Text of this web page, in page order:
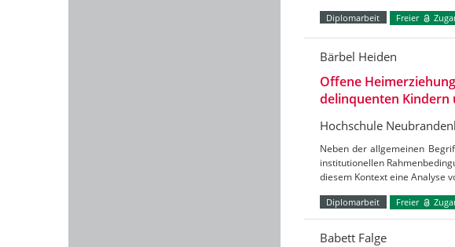
Diplomarbeit Freier
Bärbel Heiden
Offene
delinquenten Kindern
Hochschule
Neben der allgemeinen
institutionellen
diesem Kontext eine Analyse
Diplomarbeit Freier
Babett Falge